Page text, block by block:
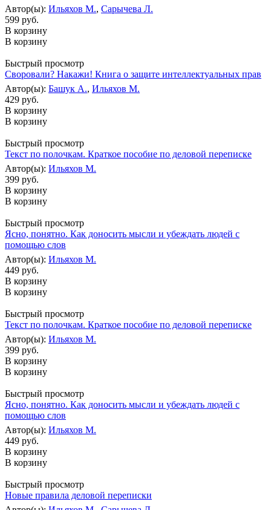
Автор(ы): Ильяхов М., Сарычева Л.
599 руб.
В корзину
В корзину
Быстрый просмотр
Своровали? Накажи! Книга о защите интеллектуальных прав
Автор(ы): Башук А., Ильяхов М.
429 руб.
В корзину
В корзину
Быстрый просмотр
Текст по полочкам. Краткое пособие по деловой переписке
Автор(ы): Ильяхов М.
399 руб.
В корзину
В корзину
Быстрый просмотр
Ясно, понятно. Как доносить мысли и убеждать людей с
помощью слов
Автор(ы): Ильяхов М.
449 руб.
В корзину
В корзину
Быстрый просмотр
Текст по полочкам. Краткое пособие по деловой переписке
Автор(ы): Ильяхов М.
399 руб.
В корзину
В корзину
Быстрый просмотр
Ясно, понятно. Как доносить мысли и убеждать людей с
помощью слов
Автор(ы): Ильяхов М.
449 руб.
В корзину
В корзину
Быстрый просмотр
Новые правила деловой переписки